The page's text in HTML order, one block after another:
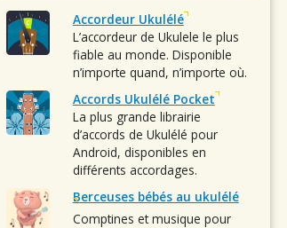
Accordeur Ukulélé
L’accordeur de Ukulele le plus
fiable au monde. Disponible
n’importe quand, n’importe où.
Accords Ukulélé Pocket
La plus grande librairie
d’accords de Ukulélé pour
Android, disponibles en
différents accordages.
Berceuses bébés au ukulélé
Comptines et musique pour